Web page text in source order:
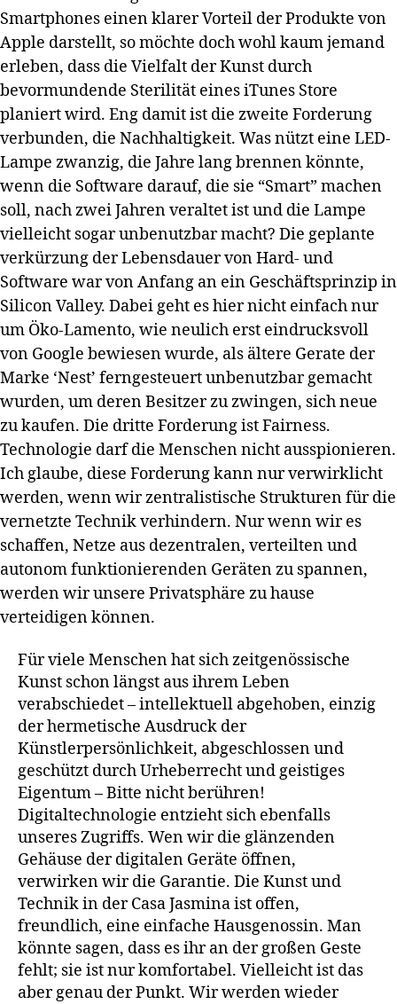
Smartphones einen klarer Vorteil der Produkte von
Apple darstellt, so möchte doch wohl kaum jemand
erleben, dass die Vielfalt der Kunst durch
bevormundende Sterilität eines iTunes Store
planiert wird. Eng damit ist die zweite Forderung
verbunden, die Nachhaltigkeit. Was nützt eine LED-
Lampe zwanzig, die Jahre lang brennen könnte,
wenn die Software darauf, die sie “Smart” machen
soll, nach zwei Jahren veraltet ist und die Lampe
vielleicht sogar unbenutzbar macht? Die geplante
verkürzung der Lebensdauer von Hard- und
Software war von Anfang an ein Geschäftsprinzip in
Silicon Valley. Dabei geht es hier nicht einfach nur
um Öko-Lamento, wie neulich erst eindrucksvoll
von Google bewiesen wurde, als ältere Gerate der
Marke ‘Nest’ ferngesteuert unbenutzbar gemacht
wurden, um deren Besitzer zu zwingen, sich neue
zu kaufen. Die dritte Forderung ist Fairness.
Technologie darf die Menschen nicht ausspionieren.
Ich glaube, diese Forderung kann nur verwirklicht
werden, wenn wir zentralistische Strukturen für die
vernetzte Technik verhindern. Nur wenn wir es
schaffen, Netze aus dezentralen, verteilten und
autonom funktionierenden Geräten zu spannen,
werden wir unsere Privatsphäre zu hause
verteidigen können.
Für viele Menschen hat sich zeitgenössische
Kunst schon längst aus ihrem Leben
verabschiedet – intellektuell abgehoben, einzig
der hermetische Ausdruck der
Künstlerpersönlichkeit, abgeschlossen und
geschützt durch Urheberrecht und geistiges
Eigentum – Bitte nicht berühren!
Digitaltechnologie entzieht sich ebenfalls
unseres Zugriffs. Wen wir die glänzenden
Gehäuse der digitalen Geräte öffnen,
verwirken wir die Garantie. Die Kunst und
Technik in der Casa Jasmina ist offen,
freundlich, eine einfache Hausgenossin. Man
könnte sagen, dass es ihr an der großen Geste
fehlt; sie ist nur komfortabel. Vielleicht ist das
aber genau der Punkt. Wir werden wieder